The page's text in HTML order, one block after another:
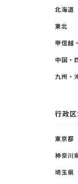
北海道
東北
甲信越
中国・
九州・
行政
東京都
神奈川
埼玉県